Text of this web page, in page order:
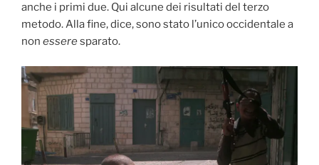
anche i primi due. Qui alcune dei risultati del terzo
metodo. Alla fine, dice, sono stato l’unico occidentale a
non esseresparato.